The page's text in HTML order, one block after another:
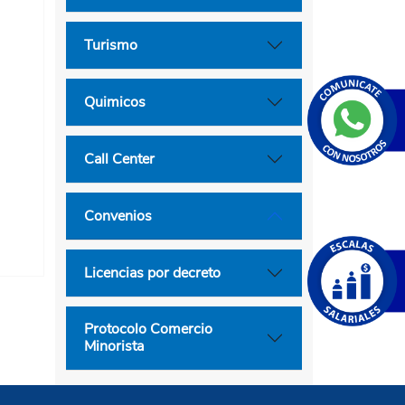
Turismo
Quimicos
Call Center
Convenios
Licencias por decreto
Protocolo Comercio
Minorista